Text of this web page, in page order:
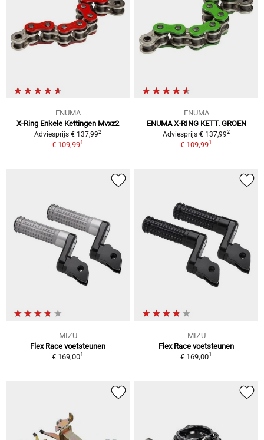
ENUMA
X-Ring Enkele Kettingen Mvxz2
Adviesprijs € 137,992
€ 109,991
ENUMA
ENUMA X-RING KETT. GROEN
Adviesprijs € 137,992
€ 109,991
MIZU
Flex Race voetsteunen
€ 169,001
MIZU
Flex Race voetsteunen
€ 169,001